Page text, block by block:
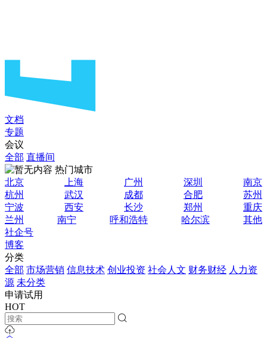
文档
专题
会议
全部 直播间
热门城市
北京
上海 广州 深圳
南京
杭州
武汉 成都 合肥
苏州
宁波
西安 长沙 郑州
重庆
兰州
南宁 呼和浩特 哈尔滨
其他
社企号
博客
分类
全部 市场营销 信息技术 创业投资 社会人文 财务财经 人力资
源 未分类
申请试用
HOT